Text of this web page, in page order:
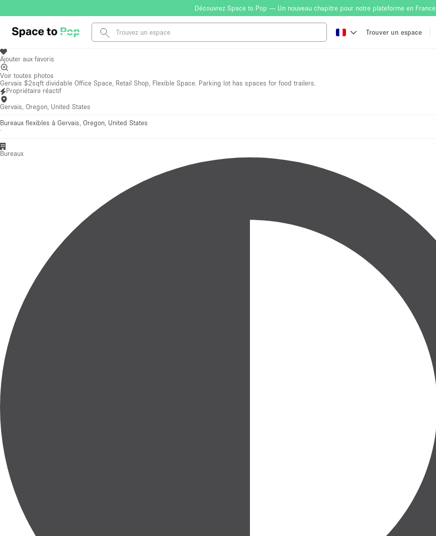
Découvrez Space to Pop — Un nouveau chapitre pour notre plateforme en France.
Trouver un espace
Ajouter aux favoris
Voir toutes photos
Gervais $2sqft dividable Office Space, Retail Shop, Flexible Space. Parking lot has spaces for food trailers.
Propriétaire réactif
Gervais, Oregon, United States
Bureaux flexibles à Gervais, Oregon, United States
·
Bureaux